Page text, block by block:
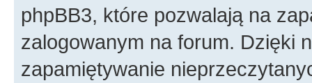
phpBB3, które pozwalają na
zalogowanym na forum. Dzięki
zapamiętywanie